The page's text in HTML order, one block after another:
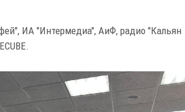
ИА "Интермедиа", АиФ, радио "Кальян